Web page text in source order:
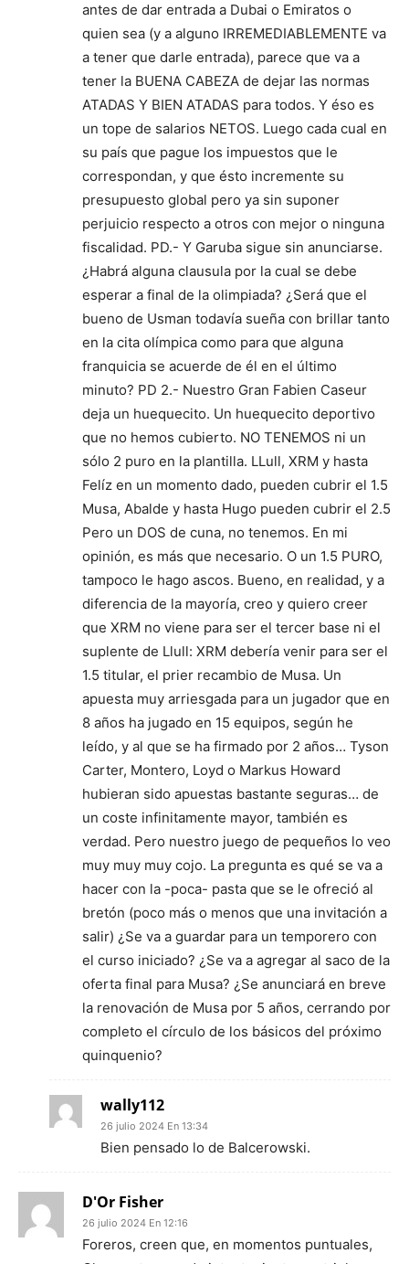
antes de dar entrada a Dubai o Emiratos o
quien sea (y a alguno IRREMEDIABLEMENTE va
a tener que darle entrada), parece que va a
tener la BUENA CABEZA de dejar las normas
ATADAS Y BIEN ATADAS para todos. Y éso es
un tope de salarios NETOS. Luego cada cual en
su país que pague los impuestos que le
correspondan, y que ésto incremente su
presupuesto global pero ya sin suponer
perjuicio respecto a otros con mejor o ninguna
fiscalidad. PD.- Y Garuba sigue sin anunciarse.
¿Habrá alguna clausula por la cual se debe
esperar a final de la olimpiada? ¿Será que el
bueno de Usman todavía sueña con brillar tanto
en la cita olímpica como para que alguna
franquicia se acuerde de él en el último
minuto? PD 2.- Nuestro Gran Fabien Caseur
deja un huequecito. Un huequecito deportivo
que no hemos cubierto. NO TENEMOS ni un
sólo 2 puro en la plantilla. LLull, XRM y hasta
Felíz en un momento dado, pueden cubrir el 1.5
Musa, Abalde y hasta Hugo pueden cubrir el 2.5
Pero un DOS de cuna, no tenemos. En mi
opinión, es más que necesario. O un 1.5 PURO,
tampoco le hago ascos. Bueno, en realidad, y a
diferencia de la mayoría, creo y quiero creer
que XRM no viene para ser el tercer base ni el
suplente de Llull: XRM debería venir para ser el
1.5 titular, el prier recambio de Musa. Un
apuesta muy arriesgada para un jugador que en
8 años ha jugado en 15 equipos, según he
leído, y al que se ha firmado por 2 años… Tyson
Carter, Montero, Loyd o Markus Howard
hubieran sido apuestas bastante seguras… de
un coste infinitamente mayor, también es
verdad. Pero nuestro juego de pequeños lo veo
muy muy muy cojo. La pregunta es qué se va a
hacer con la -poca- pasta que se le ofreció al
bretón (poco más o menos que una invitación a
salir) ¿Se va a guardar para un temporero con
el curso iniciado? ¿Se va a agregar al saco de la
oferta final para Musa? ¿Se anunciará en breve
la renovación de Musa por 5 años, cerrando por
completo el círculo de los básicos del próximo
quinquenio?
wally112
26 julio 2024 En 13:34
Bien pensado lo de Balcerowski.
D'Or Fisher
26 julio 2024 En 12:16
Foreros, creen que, en momentos puntuales,